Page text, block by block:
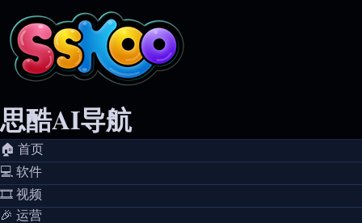
思酷AI导航
🏠️ 首页
💻️ 软件
🎞️ 视频
🎉 运营